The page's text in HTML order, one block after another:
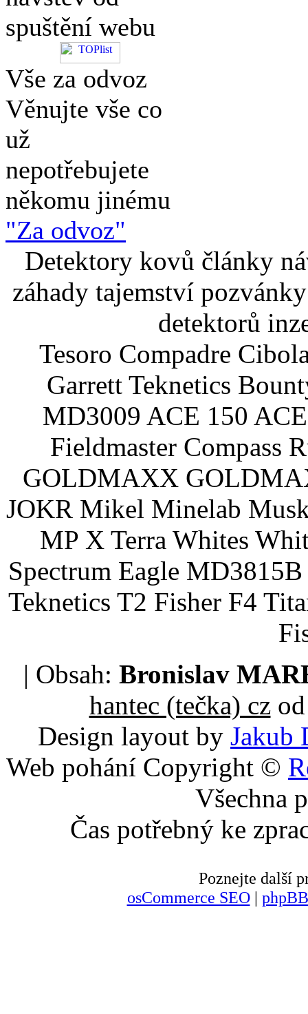
spuštění webu
Vše za odvoz
Věnujte vše co
už
nepotřebujete
někomu jinému
"Za odvoz"
Detektory kovů články
záhady tajemství
detektorů
Tesoro Compadre
Garrett Teknetics
MD3009 ACE 150
Fieldmaster Compass
GOLDMAXX
JOKR Mikel Minelab
MP X Terra Whites
Spectrum Eagle
Teknetics T2 Fisher F4
| Obsah: Bronislav
hantec (tečka) czod
Design layout by Jakub
Web pohání Copyright ©
Všechna
Čas potřebný ke
Poznejte další
osCommerce SEO|